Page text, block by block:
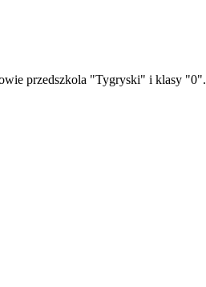
przedszkola "Tygryski" i klasy "0".